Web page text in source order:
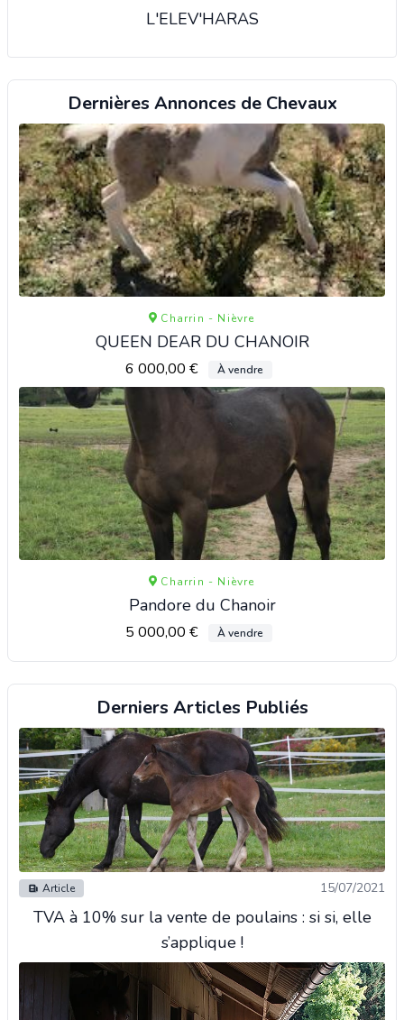
L'ELEV'HARAS
Dernières Annonces de Chevaux
Charrin - Nièvre
QUEEN DEAR DU CHANOIR
6 000,00 € À vendre
Charrin - Nièvre
Pandore du Chanoir
5 000,00 € À vendre
Derniers Articles Publiés
Article 15/07/2021
TVA à 10% sur la vente de poulains : si si, elle
s’applique !